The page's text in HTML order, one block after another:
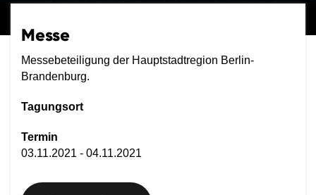
Messe
Messebeteiligung der Hauptstadtregion Berlin-
Brandenburg.
Tagungsort
Termin
03.11.2021 - 04.11.2021